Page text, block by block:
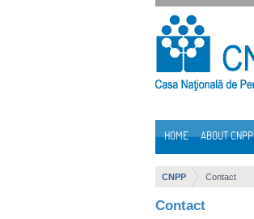
Skip to Content
HOME ABOUT CNPP
CNPP Contact
Contact